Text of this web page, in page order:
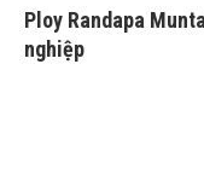
Ploy Randapa
nghiệp